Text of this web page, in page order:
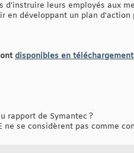
d'instruire leurs employés aux
en développant un plan d'action
disponibles en
rapport de Symantec ?
se considèrent pas comme